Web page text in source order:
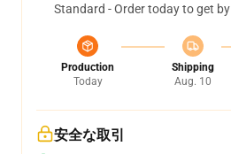
Standard - Order today to get by
Production
Today
Shipping
Aug. 10
安全な取引